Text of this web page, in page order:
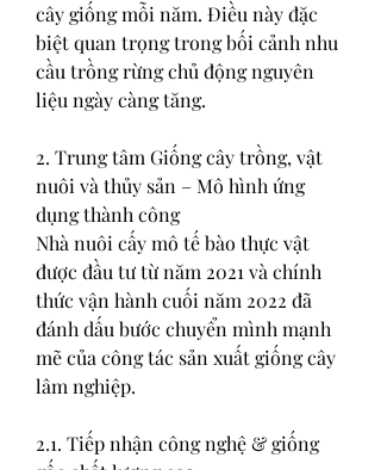
cây giống mỗi năm. Điều này đặc
biệt quan trọng trong bối cảnh nhu
cầu trồng rừng chủ động nguyên
liệu ngày càng tăng.
2. Trung tâm Giống cây trồng, vật
nuôi và thủy sản – Mô hình ứng
dụng thành công
Nhà nuôi cấy mô tế bào thực vật
được đầu tư từ năm 2021 và chính
thức vận hành cuối năm 2022 đã
đánh dấu bước chuyển mình mạnh
mẽ của công tác sản xuất giống cây
lâm nghiệp.
2.1. Tiếp nhận công nghệ & giống